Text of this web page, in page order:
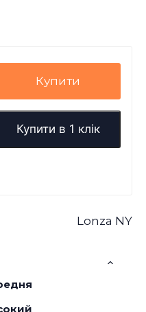
Купити
Купити в 1 клік
Lonza NY